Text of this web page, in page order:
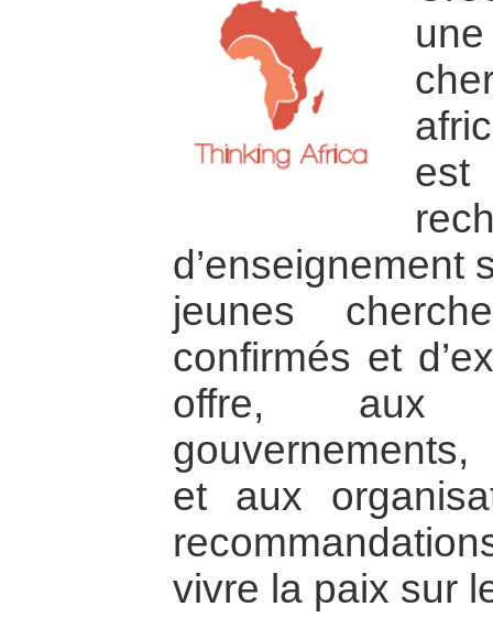
d’enseignement
jeunes
confirmés et
offre, aux
et aux
vivre la paix sur